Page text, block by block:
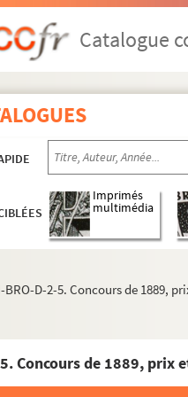
Catalogue
Imprimés
multimédia
BRO-D-2-5. Concours de 1889,
Concours de 1889, prix